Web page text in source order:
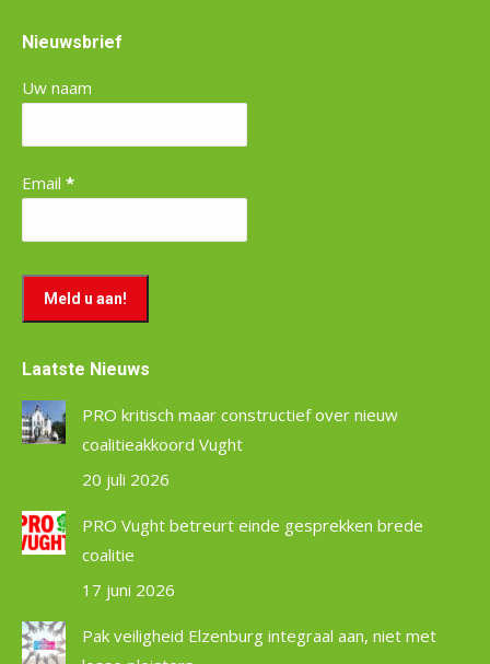
Nieuwsbrief
Uw naam
Email *
Laatste Nieuws
PRO kritisch maar constructief over nieuw
coalitieakkoord Vught
20 juli 2026
PRO Vught betreurt einde gesprekken brede
coalitie
17 juni 2026
Pak veiligheid Elzenburg integraal aan, niet met